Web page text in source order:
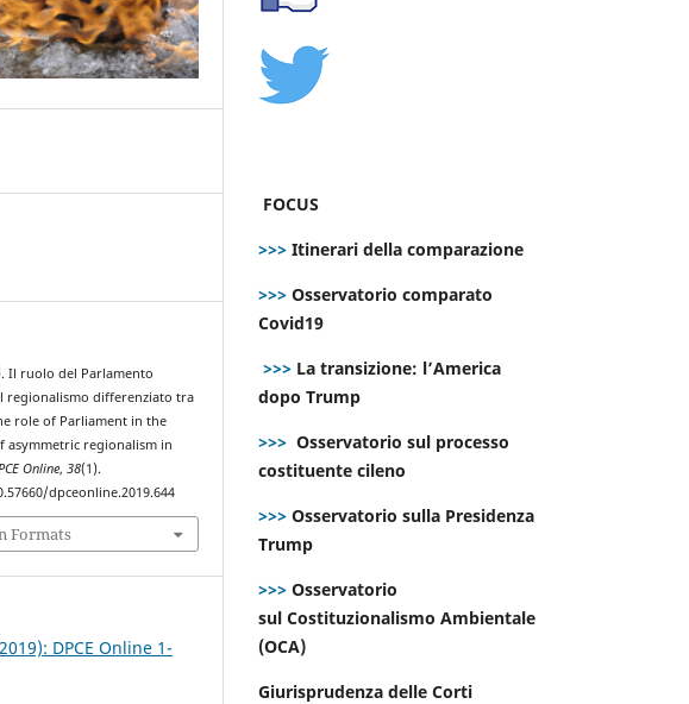
Il ruolo del Parlamento
regionalismo differenziato tra
role of Parliament in the
asymmetric regionalism in
Online,38(1).
dpceonline.2019.644
Formats
DPCE Online 1-
FOCUS
>>> Itinerari della comparazione
>>> Osservatorio comparato
Covid19
>>> La transizione: l’America
dopo Trump
>>> Osservatorio sul processo
costituente cileno
>>> Osservatorio sulla Presidenza
Trump
>>> Osservatorio
sul Costituzionalismo Ambientale
(OCA)
Giurisprudenza delle Corti